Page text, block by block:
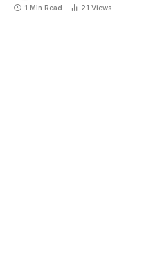
1 Min Read 21 Views